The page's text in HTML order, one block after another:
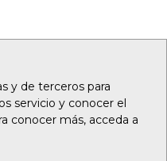
y de terceros para
servicio y conocer el
conocer más, acceda a